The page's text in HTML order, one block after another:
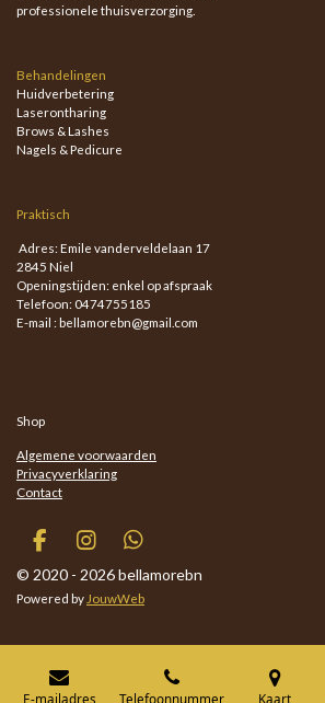
professionele thuisverzorging.
Behandelingen
Huidverbetering
Laserontharing
Brows & Lashes
Nagels & Pedicure
Praktisch
Adres: Emile vanderveldelaan 17
2845 Niel
Openingstijden: enkel op afspraak
Telefoon: 0474755185
E-mail : bellamorebn@gmail.com
Shop
Algemene voorwaarden
Privacyverklaring
Contact
F
a
k
I
n
s
t
a
W
h
a
t
p
© 2020 - 2026 bellamorebn
Powered by JouwWeb
E-mailadres Telefoonnummer Kaart